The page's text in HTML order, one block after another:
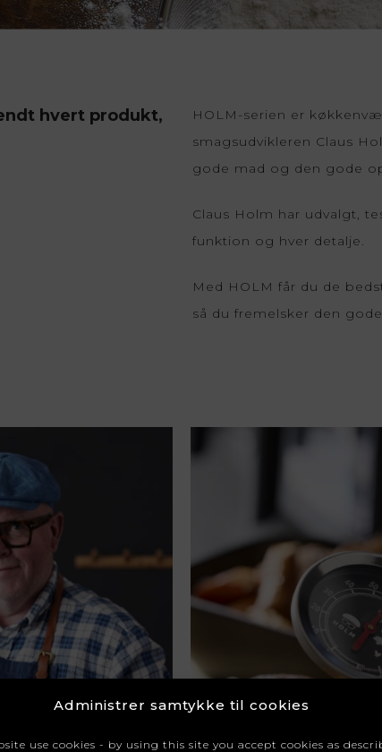
Administrer samtykke til cookies
use cookies - by using this site you accept cookies as
Mauviel
Rösle
hvert produkt,
HOLM-serien er
smagsudvikleren Claus
gode mad og den gode
Claus Holm har udvalgt,
funktion og hver detalje.
Med HOLM får du de
så du fremelsker den